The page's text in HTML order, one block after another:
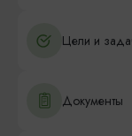
Цели и
Документы